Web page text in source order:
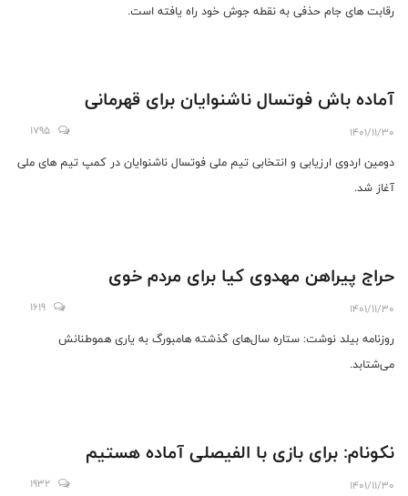
رقابت های جام حذفی به نقطه جوش خود راه یافته است.
آماده باش فوتسال ناشنوایان برای قهرمانی
1401/11/30
1795
دومین اردوی ارزیابی و انتخابی تیم ملی فوتسال ناشنوایان در کمپ تیم های ملی
آغاز شد.
حراج پیراهن مهدوی کیا برای مردم خوی
1401/11/30
1619
روزنامه بیلد نوشت: ستاره سال‌های گذشته هامبورگ به یاری هموطنانش
می‌شتابد.
نکونام: برای بازی با الفیصلی آماده هستیم
1401/11/30
1932